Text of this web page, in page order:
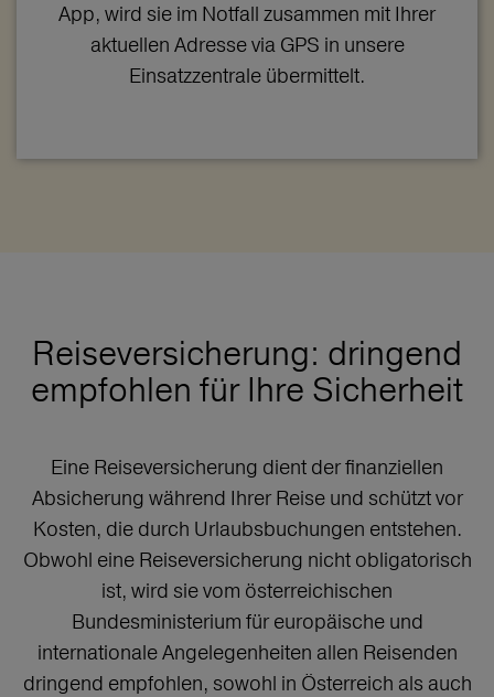
App, wird sie im Notfall zusammen mit Ihrer
aktuellen Adresse via GPS in unsere
Einsatzzentrale übermittelt.
Reiseversicherung: dringend
empfohlen für Ihre Sicherheit
Eine Reiseversicherung dient der finanziellen
Absicherung während Ihrer Reise und schützt vor
Kosten, die durch Urlaubsbuchungen entstehen.
Obwohl eine Reiseversicherung nicht obligatorisch
ist, wird sie vom österreichischen
Bundesministerium für europäische und
internationale Angelegenheiten allen Reisenden
dringend empfohlen, sowohl in Österreich als auch